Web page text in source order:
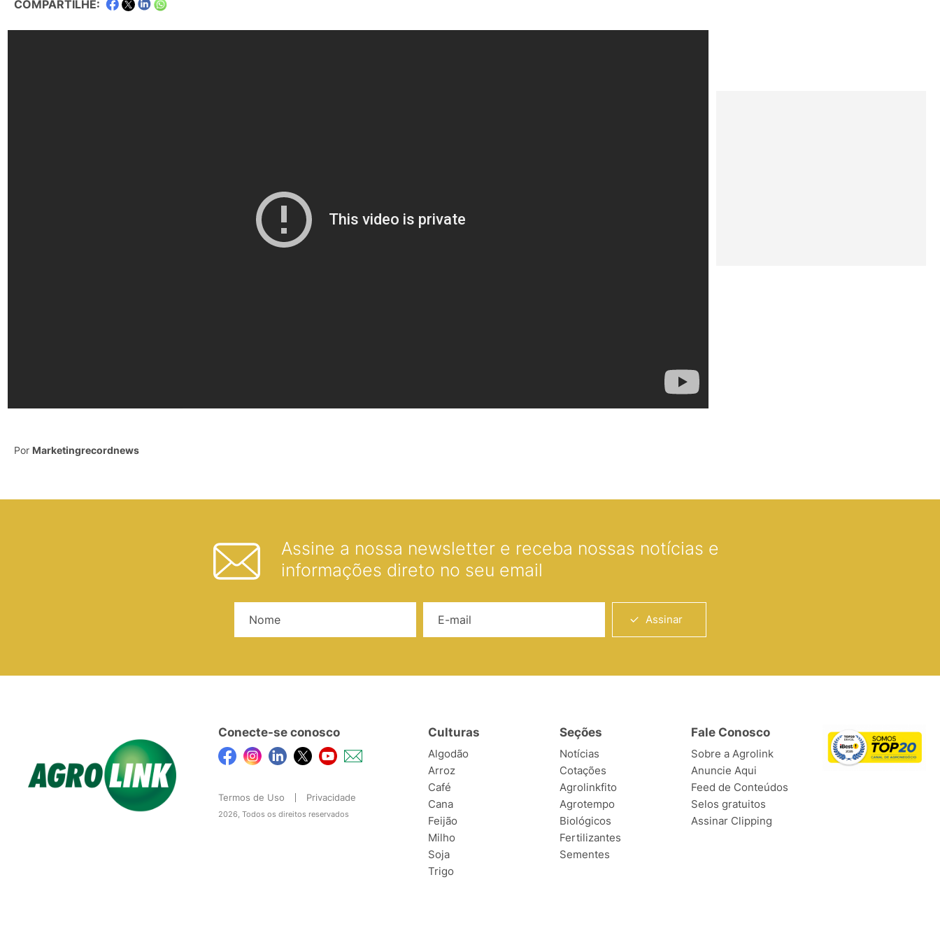
COMPARTILHE:
Por Marketingrecordnews
Assine a nossa newsletter e receba nossas notícias e
informações direto no seu email
Assinar
Conecte-se conosco
Termos de Uso Privacidade
2026, Todos os direitos reservados
Culturas
Algodão
Arroz
Café
Cana
Feijão
Milho
Soja
Trigo
Seções
Notícias
Cotações
Agrolinkfito
Agrotempo
Biológicos
Fertilizantes
Sementes
Fale Conosco
Sobre a Agrolink
Anuncie Aqui
Feed de Conteúdos
Selos gratuitos
Assinar Clipping